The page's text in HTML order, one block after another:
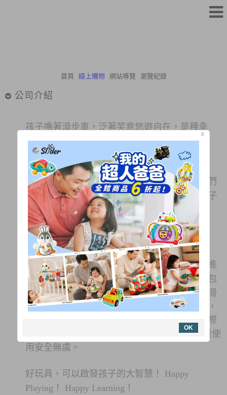
首頁 線上購物 網站導覽 瀏覽紀錄
公司介紹
孩子嚕著滑步車，泛著笑意悠遊自在，是種幸
福！也是驕傲！
滑步車是我們所代理的第一款兒童運動玩具產
品，秉持著分享這份幸福感給更多的爸媽，我們
成立了Slider滑來滑趣--益智玩具代理，希望孩子
可以在玩樂中成長，聰明的學習，平安健康長
大！
滑來滑趣管理團隊，擁有15年以上國際品牌代
理、工廠管理及國內通路經營的經驗，持續引進
各國優質玩具，並以平實的價格供應於市場，包
含嬰幼童聲光玩具、德國木製積木、滑步車、滑
板車及建構磁力棒…等，商品經過嚴謹的篩選，
著重於孩子的益智啟發及安全耐用；並符合國際
玩具安全標準，及台灣BSMI檢驗，以確保孩童使
用安全無虞。
好玩具，可以啟發孩子的大智慧！ Happy
Playing！ Happy Learning！
X
OK